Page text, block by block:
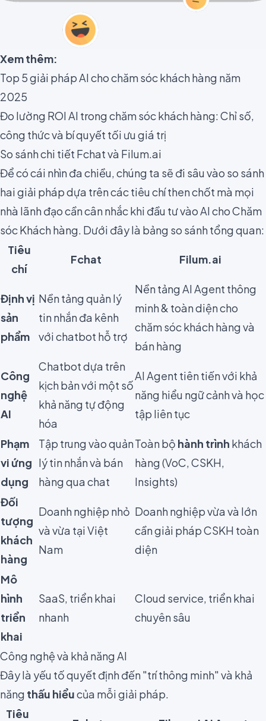
Xem thêm:
Top 5 giải pháp AI cho chăm sóc khách hàng năm
2025
Đo lường ROI AI trong chăm sóc khách hàng: Chỉ số,
công thức và bí quyết tối ưu giá trị
So sánh chi tiết Fchat và Filum.ai
Để có cái nhìn đa chiều, chúng ta sẽ đi sâu vào so sánh
hai giải pháp dựa trên các tiêu chí then chốt mà mọi
nhà lãnh đạo cần cân nhắc khi đầu tư vào AI cho Chăm
sóc Khách hàng. Dưới đây là bảng so sánh tổng quan:
Tiêu
chí
Fchat Filum.ai
Định vị
sản
phẩm
Nền tảng quản lý
tin nhắn đa kênh
với chatbot hỗ trợ
Nền tảng AI Agent thông
minh & toàn diện cho
chăm sóc khách hàng và
bán hàng
Công
nghệ
AI
Chatbot dựa trên
kịch bản với một số
khả năng tự động
hóa
AI Agent tiên tiến với khả
năng hiểu ngữ cảnh và học
tập liên tục
Phạm
vi ứng
dụng
Tập trung vào quản
lý tin nhắn và bán
hàng qua chat
Toàn bộ hành trình khách
hàng (VoC, CSKH,
Insights)
Đối
tượng
khách
hàng
Doanh nghiệp nhỏ
và vừa tại Việt
Nam
Doanh nghiệp vừa và lớn
cần giải pháp CSKH toàn
diện
Mô
hình
triển
khai
SaaS, triển khai
nhanh
Cloud service, triển khai
chuyên sâu
Công nghệ và khả năng AI
Đây là yếu tố quyết định đến "trí thông minh" và khả
năng thấu hiểucủa mỗi giải pháp.
Tiêu